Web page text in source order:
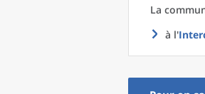
La
à l'